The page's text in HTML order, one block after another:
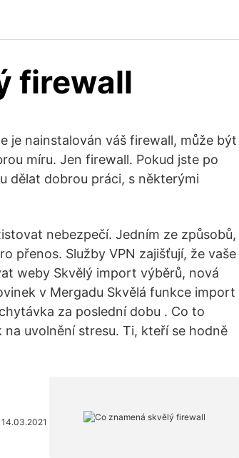
firewall
je nainstalován váš firewall, může být
míru. Jen firewall. Pokud jste po
dělat dobrou práci, s některými
nebezpečí. Jedním ze způsobů,
přenos. Služby VPN zajišťují, že vaše
weby Skvělý import výběrů, nová
v Mergadu Skvělá funkce import
za poslední dobu . Co to
uvolnění stresu. Ti, kteří se hodně
14.03.2021